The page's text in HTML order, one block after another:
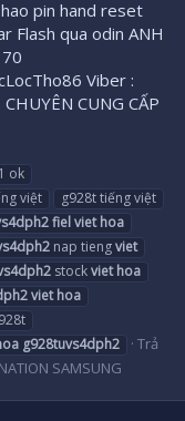
pin hand reset
Flash qua odin ANH
Viber :
CUNG CẤP
ok
việt
g928t tiếng việt
fielviet hoa
nap tiengviet
stockviet hoa
viet hoa
g928tuvs4dph2
Trả
SAMSUNG